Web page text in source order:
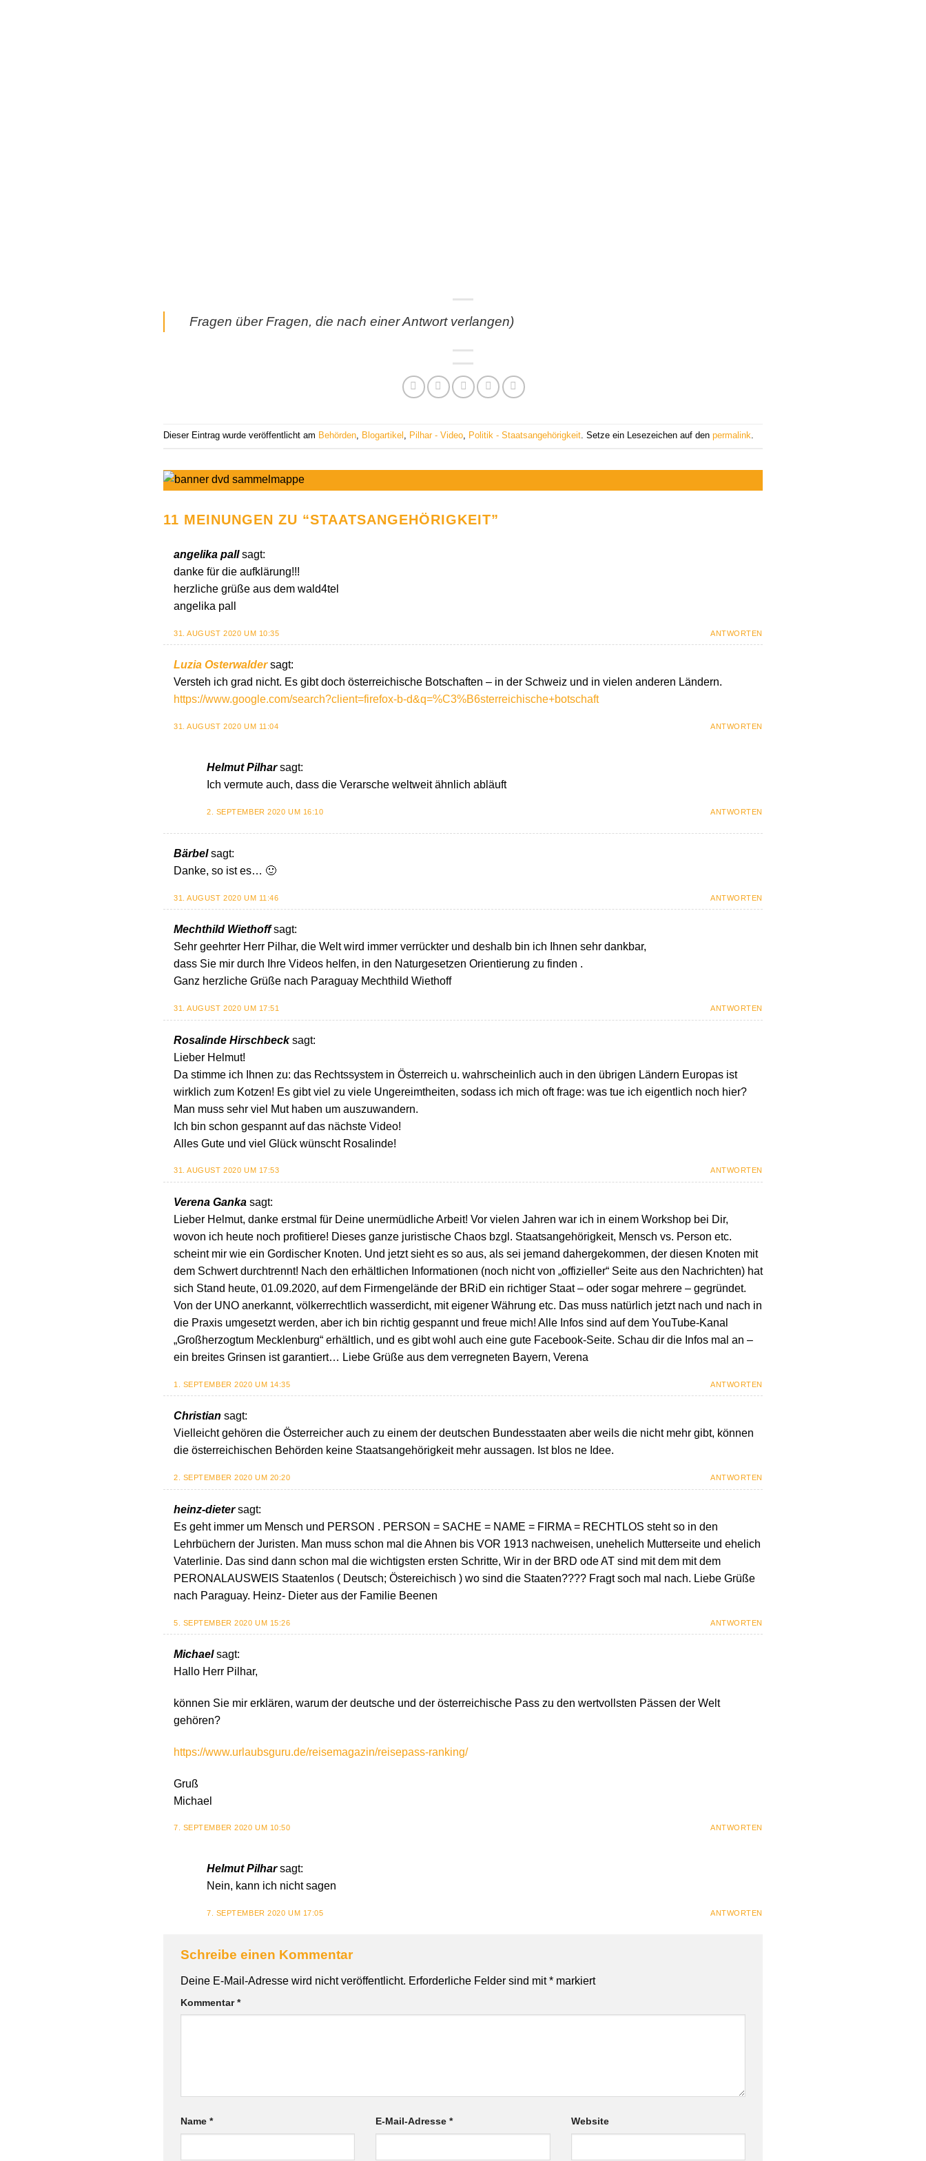
Fragen über Fragen, die nach einer Antwort verlangen)
Dieser Eintrag wurde veröffentlicht am Behörden, Blogartikel , Pilhar - Video, Politik - Staatsangehörigkeit. Setze ein Lesezeichen auf den permalink.
11 MEINUNGEN ZU “STAATSANGEHÖRIGKEIT”
angelika pall sagt:
danke für die aufklärung!!!
herzliche grüße aus dem wald4tel
angelika pall
31. AUGUST 2020 UM 10:35 ANTWORTEN
Luzia Osterwalder sagt:
Versteh ich grad nicht. Es gibt doch österreichische Botschaften – in der Schweiz und in vielen anderen Ländern.
https://www.google.com/search?client=firefox-b-d&q=%C3%B6sterreichische+botschaft
31. AUGUST 2020 UM 11:04 ANTWORTEN
Helmut Pilhar sagt:
Ich vermute auch, dass die Verarsche weltweit ähnlich abläuft
2. SEPTEMBER 2020 UM 16:10 ANTWORTEN
Bärbel sagt:
Danke, so ist es… 🙂
31. AUGUST 2020 UM 11:46 ANTWORTEN
Mechthild Wiethoff sagt:
Sehr geehrter Herr Pilhar, die Welt wird immer verrückter und deshalb bin ich Ihnen sehr dankbar,
dass Sie mir durch Ihre Videos helfen, in den Naturgesetzen Orientierung zu finden .
Ganz herzliche Grüße nach Paraguay Mechthild Wiethoff
31. AUGUST 2020 UM 17:51 ANTWORTEN
Rosalinde Hirschbeck sagt:
Lieber Helmut!
Da stimme ich Ihnen zu: das Rechtssystem in Österreich u. wahrscheinlich auch in den übrigen Ländern Europas ist
wirklich zum Kotzen! Es gibt viel zu viele Ungereimtheiten, sodass ich mich oft frage: was tue ich eigentlich noch hier?
Man muss sehr viel Mut haben um auszuwandern.
Ich bin schon gespannt auf das nächste Video!
Alles Gute und viel Glück wünscht Rosalinde!
31. AUGUST 2020 UM 17:53 ANTWORTEN
Verena Ganka sagt:
Lieber Helmut, danke erstmal für Deine unermüdliche Arbeit! Vor vielen Jahren war ich in einem Workshop bei Dir,
wovon ich heute noch profitiere! Dieses ganze juristische Chaos bzgl. Staatsangehörigkeit, Mensch vs. Person etc.
scheint mir wie ein Gordischer Knoten. Und jetzt sieht es so aus, als sei jemand dahergekommen, der diesen Knoten mit
dem Schwert durchtrennt! Nach den erhältlichen Informationen (noch nicht von „offizieller“ Seite aus den Nachrichten) hat
sich Stand heute, 01.09.2020, auf dem Firmengelände der BRiD ein richtiger Staat – oder sogar mehrere – gegründet.
Von der UNO anerkannt, völkerrechtlich wasserdicht, mit eigener Währung etc. Das muss natürlich jetzt nach und nach in
die Praxis umgesetzt werden, aber ich bin richtig gespannt und freue mich! Alle Infos sind auf dem YouTube-Kanal
„Großherzogtum Mecklenburg“ erhältlich, und es gibt wohl auch eine gute Facebook-Seite. Schau dir die Infos mal an –
ein breites Grinsen ist garantiert… Liebe Grüße aus dem verregneten Bayern, Verena
1. SEPTEMBER 2020 UM 14:35 ANTWORTEN
Christian sagt:
Vielleicht gehören die Österreicher auch zu einem der deutschen Bundesstaaten aber weils die nicht mehr gibt, können
die österreichischen Behörden keine Staatsangehörigkeit mehr aussagen. Ist blos ne Idee.
2. SEPTEMBER 2020 UM 20:20 ANTWORTEN
heinz-dieter sagt:
Es geht immer um Mensch und PERSON . PERSON = SACHE = NAME = FIRMA = RECHTLOS steht so in den
Lehrbüchern der Juristen. Man muss schon mal die Ahnen bis VOR 1913 nachweisen, unehelich Mutterseite und ehelich
Vaterlinie. Das sind dann schon mal die wichtigsten ersten Schritte, Wir in der BRD ode AT sind mit dem mit dem
PERONALAUSWEIS Staatenlos ( Deutsch; Östereichisch ) wo sind die Staaten???? Fragt soch mal nach. Liebe Grüße
nach Paraguay. Heinz- Dieter aus der Familie Beenen
5. SEPTEMBER 2020 UM 15:26 ANTWORTEN
Michael sagt:
Hallo Herr Pilhar,
können Sie mir erklären, warum der deutsche und der österreichische Pass zu den wertvollsten Pässen der Welt
gehören?
https://www.urlaubsguru.de/reisemagazin/reisepass-ranking/
Gruß
Michael
7. SEPTEMBER 2020 UM 10:50 ANTWORTEN
Helmut Pilhar sagt:
Nein, kann ich nicht sagen
7. SEPTEMBER 2020 UM 17:05 ANTWORTEN
Schreibe einen Kommentar
Deine E-Mail-Adresse wird nicht veröffentlicht. Erforderliche Felder sind mit* markiert
Kommentar*
Name * E-Mail-Adresse* Website